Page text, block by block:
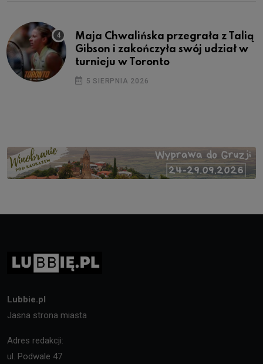
Maja Chwalińska przegrała z Talią
Gibson i zakończyła swój udział w
turnieju w Toronto
5 SIERPNIA 2026
Lubbie.pl
Jasna strona miasta
Adres redakcji:
ul. Podwale 47